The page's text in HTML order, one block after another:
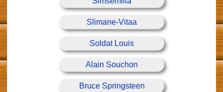
Slimane-Vitaa
Soldat Louis
Alain Souchon
Bruce Springsteen